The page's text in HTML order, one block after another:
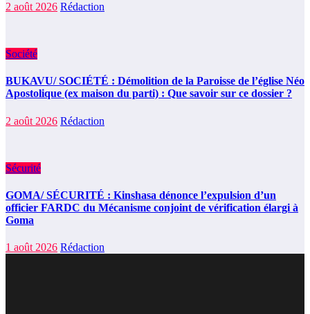
2 août 2026 Rédaction
Société
BUKAVU/ SOCIÉTÉ : Démolition de la Paroisse de l’église Néo
Apostolique (ex maison du parti) : Que savoir sur ce dossier ?
2 août 2026 Rédaction
Sécurité
GOMA/ SÉCURITÉ : Kinshasa dénonce l’expulsion d’un
officier FARDC du Mécanisme conjoint de vérification élargi à
Goma
1 août 2026 Rédaction